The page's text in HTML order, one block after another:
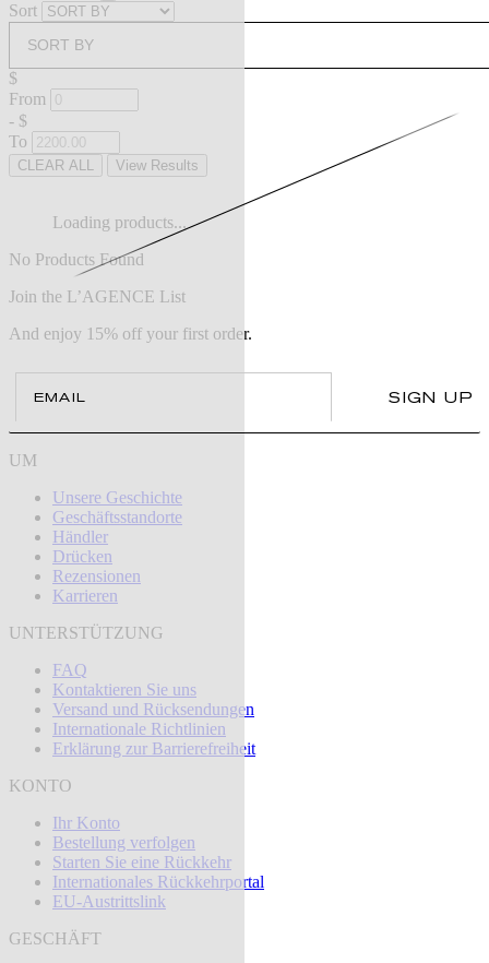
Sort
SORT BY
$
From
- $
To
CLEAR ALL View Results
Loading products...
No Products Found
Join the L’AGENCE List
And enjoy 15% off your first order.
SIGN UP
UM
Unsere Geschichte
Geschäftsstandorte
Händler
Drücken
Rezensionen
Karrieren
UNTERSTÜTZUNG
FAQ
Kontaktieren Sie uns
Versand und Rücksendungen
Internationale Richtlinien
Erklärung zur Barrierefreiheit
KONTO
Ihr Konto
Bestellung verfolgen
Starten Sie eine Rückkehr
Internationales Rückkehrportal
EU-Austrittslink
GESCHÄFT